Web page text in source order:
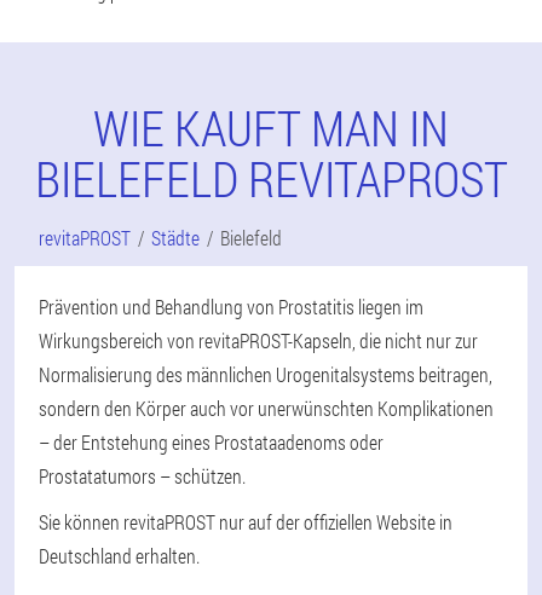
WIE KAUFT MAN IN
BIELEFELD REVITAPROST
revitaPROST Städte Bielefeld
Prävention und Behandlung von Prostatitis liegen im
Wirkungsbereich von revitaPROST-Kapseln, die nicht nur zur
Normalisierung des männlichen Urogenitalsystems beitragen,
sondern den Körper auch vor unerwünschten Komplikationen
– der Entstehung eines Prostataadenoms oder
Prostatatumors – schützen.
Sie können revitaPROST nur auf der offiziellen Website in
Deutschland erhalten.